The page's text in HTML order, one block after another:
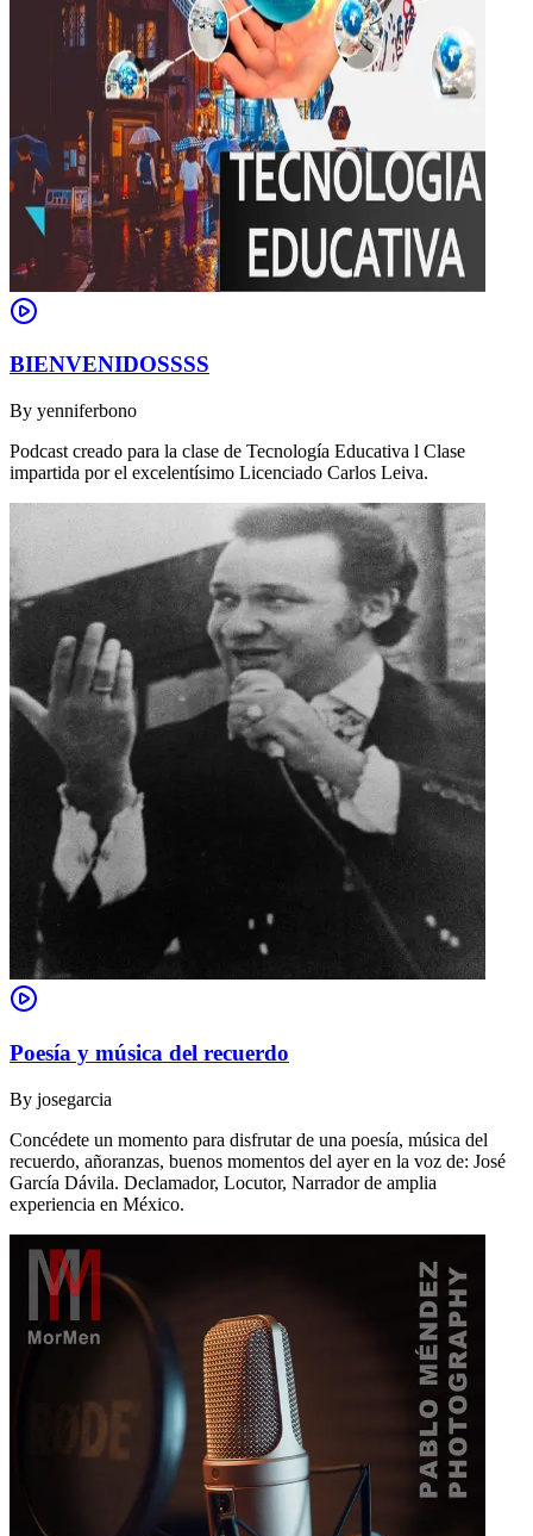
BIENVENIDOSSSS
By yenniferbono
Podcast creado para la clase de Tecnología Educativa l Clase
impartida por el excelentísimo Licenciado Carlos Leiva.
Poesía y música del recuerdo
By josegarcia
Concédete un momento para disfrutar de una poesía, música del
recuerdo, añoranzas, buenos momentos del ayer en la voz de: José
García Dávila. Declamador, Locutor, Narrador de amplia
experiencia en México.